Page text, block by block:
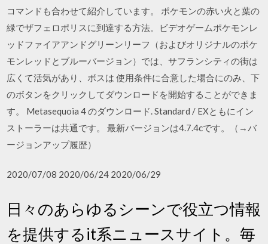
コマンドも合わせて紹介しています。 ポケモンの赤い火と葉の
緑でザフェロポリスに到達する方法。ビデオゲームポケモンレ
ッドファイアアンドグリーンリーフ（およびオリジナルのポケ
モンレッドとブルーバージョン）では、サフランシティの街は
広くて活気があり、ボスは 使用条件に合意した場合にのみ、下
のボタンをクリックしてダウンロードを開始することができま
す。 Metasequoia 4 のダウンロード. Standard / EXともにイン
ストーラーは共通です。 最新バージョンは4.7.4cです。（→バ
ージョンアップ履歴）
2020/07/08 2020/06/24 2020/06/29
日々のあらゆるシーンで役立つ情報
を提供するit系ニュースサイト。毎